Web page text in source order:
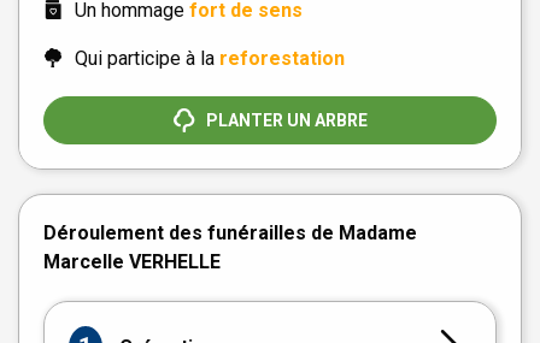
Un hommage fort de sens
Qui participe à la reforestation
PLANTER UN ARBRE
Déroulement des funérailles de Madame
Marcelle VERHELLE